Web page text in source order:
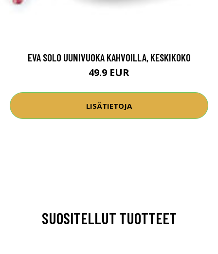
EVA SOLO UUNIVUOKA KAHVOILLA, KESKIKOKO
49.9 EUR
LISÄTIETOJA
SUOSITELLUT TUOTTEET